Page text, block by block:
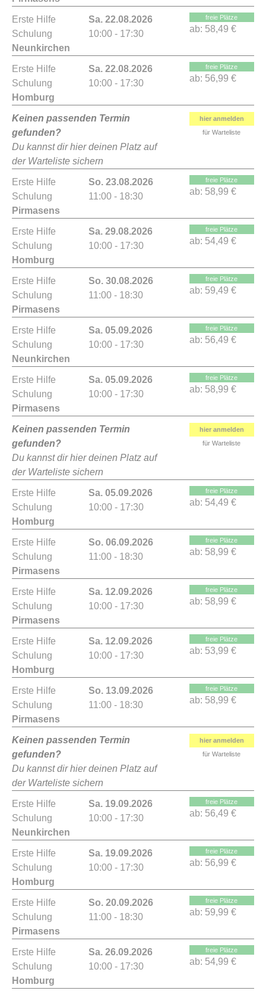
Erste Hilfe
Schulung
Neunkirchen
Sa. 22.08.2026
10:00 - 17:30
freie Plätze
ab: 58,49 €
Erste Hilfe
Schulung
Homburg
Sa. 22.08.2026
10:00 - 17:30
freie Plätze
ab: 56,99 €
Keinen passenden Termin
gefunden?
Du kannst dir hier deinen Platz auf
der Warteliste sichern
hier anmelden
für Warteliste
Erste Hilfe
Schulung
Pirmasens
So. 23.08.2026
11:00 - 18:30
freie Plätze
ab: 58,99 €
Erste Hilfe
Schulung
Homburg
Sa. 29.08.2026
10:00 - 17:30
freie Plätze
ab: 54,49 €
Erste Hilfe
Schulung
Pirmasens
So. 30.08.2026
11:00 - 18:30
freie Plätze
ab: 59,49 €
Erste Hilfe
Schulung
Neunkirchen
Sa. 05.09.2026
10:00 - 17:30
freie Plätze
ab: 56,49 €
Erste Hilfe
Schulung
Pirmasens
Sa. 05.09.2026
10:00 - 17:30
freie Plätze
ab: 58,99 €
Keinen passenden Termin
gefunden?
Du kannst dir hier deinen Platz auf
der Warteliste sichern
hier anmelden
für Warteliste
Erste Hilfe
Schulung
Homburg
Sa. 05.09.2026
10:00 - 17:30
freie Plätze
ab: 54,49 €
Erste Hilfe
Schulung
Pirmasens
So. 06.09.2026
11:00 - 18:30
freie Plätze
ab: 58,99 €
Erste Hilfe
Schulung
Pirmasens
Sa. 12.09.2026
10:00 - 17:30
freie Plätze
ab: 58,99 €
Erste Hilfe
Schulung
Homburg
Sa. 12.09.2026
10:00 - 17:30
freie Plätze
ab: 53,99 €
Erste Hilfe
Schulung
Pirmasens
So. 13.09.2026
11:00 - 18:30
freie Plätze
ab: 58,99 €
Keinen passenden Termin
gefunden?
Du kannst dir hier deinen Platz auf
der Warteliste sichern
hier anmelden
für Warteliste
Erste Hilfe
Schulung
Neunkirchen
Sa. 19.09.2026
10:00 - 17:30
freie Plätze
ab: 56,49 €
Erste Hilfe
Schulung
Homburg
Sa. 19.09.2026
10:00 - 17:30
freie Plätze
ab: 56,99 €
Erste Hilfe
Schulung
Pirmasens
So. 20.09.2026
11:00 - 18:30
freie Plätze
ab: 59,99 €
Erste Hilfe
Schulung
Homburg
Sa. 26.09.2026
10:00 - 17:30
freie Plätze
ab: 54,99 €